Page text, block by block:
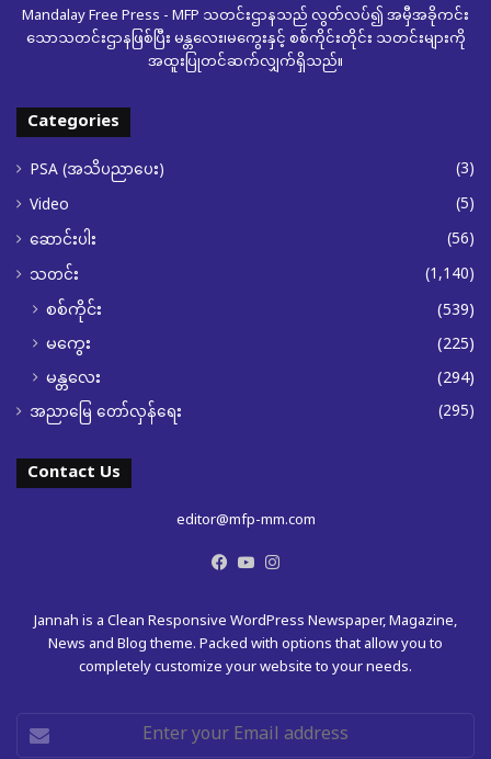
Mandalay Free Press - MFP သတင်းဌာနသည် လွတ်လပ်၍ အမှီအခိုကင်း
သောသတင်းဌာနဖြစ်ပြီး မန္တလေး၊မကွေးနှင့် စစ်ကိုင်းတိုင်း သတင်းများကို
အထူးပြုတင်ဆက်လျှက်ရှိသည်။
Categories
PSA (အသိပညာပေး)
(3)
Video
(5)
ဆောင်းပါး
(56)
သတင်း
(1,140)
စစ်ကိုင်း
(539)
မကွေး
(225)
မန္တလေး
(294)
အညာမြေ တော်လှန်ရေး (295)
Contact Us
editor@mfp-mm.com
Facebook
YouTube
Jannah is a Clean Responsive WordPress Newspaper, Magazine,
News and Blog theme. Packed with options that allow you to
completely customize your website to your needs.
Enter
your